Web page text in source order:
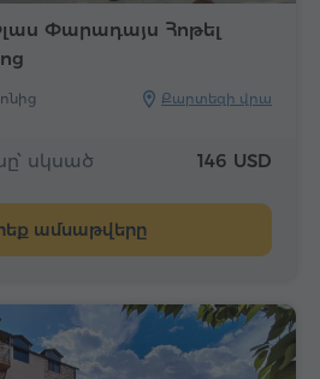
Փարադայս Հոթել
Քարտեզի վրա
սկսած 146 USD
ամսաթվերը